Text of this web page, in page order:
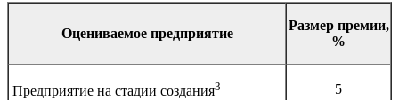
Оцениваемое предприятие
Размер премии,
%
Предприятие на стадии создания3 5